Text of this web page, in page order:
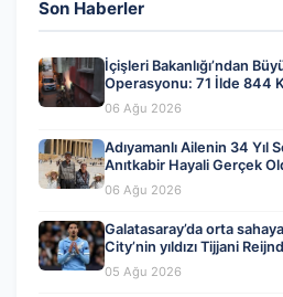
Son Haberler
İçişleri Bakanlığı’ndan
Operasyonu: 71 İlde 844
06 Ağu 2026
Adıyamanlı Ailenin 34 Yıl
Anıtkabir Hayali Gerçek
06 Ağu 2026
Galatasaray’da orta
City’nin yıldızı Tijjani
05 Ağu 2026